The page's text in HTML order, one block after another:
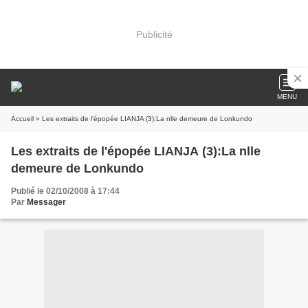
Publicité
MENU
Accueil » Les extraits de l'épopée LIANJA (3):La nlle demeure de Lonkundo
Les extraits de l'épopée LIANJA (3):La nlle
demeure de Lonkundo
Publié le 02/10/2008 à 17:44
Par Messager